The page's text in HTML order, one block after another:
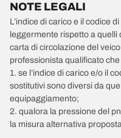
NOTE LEGALI
L’indice di carico e il codice
leggermente rispetto a
carta di circolazione del
professionista qualificato
1. se l’indice di carico e/o il
sostitutivi sono diversi da
equipaggiamento;
2. qualora la pressione del
la misura alternativa